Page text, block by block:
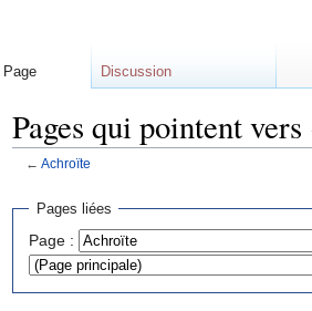
Pages qui pointent
← Achroïte
Pages liées
Page :
Page Discussion